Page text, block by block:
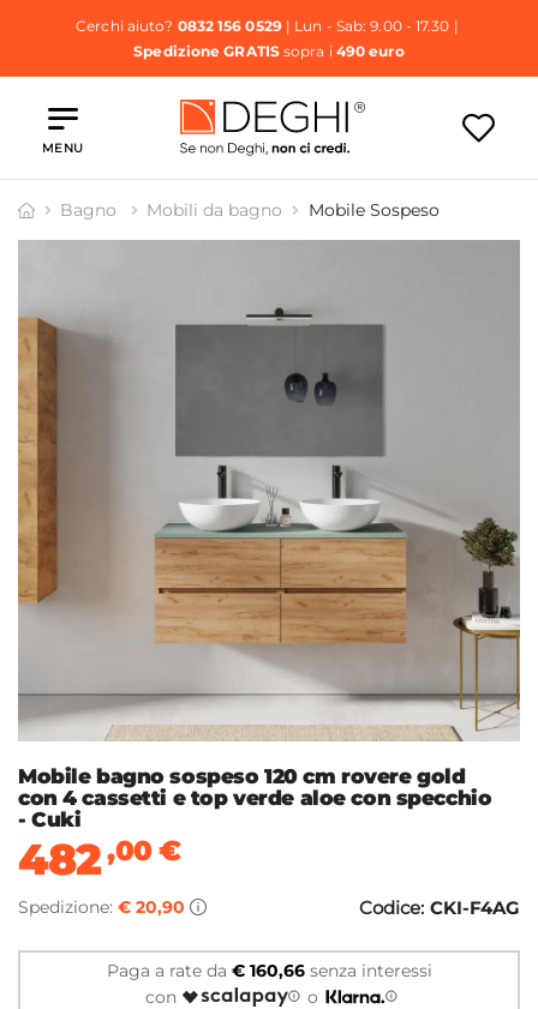
Cerchi aiuto? 0832 156 0529| Lun - Sab: 9.00 - 17.30 |
Spedizione GRATISsopra i 490 euro
MENU
Bagno Mobili da bagno Mobile Sospeso
Mobile bagno sospeso 120 cm rovere gold
con 4 cassetti e top verde aloe con specchio
- Cuki
482,00€
Spedizione: € 20,90 Codice: CKI-F4AG
Paga a rate da € 160,66senza interessi
con
o